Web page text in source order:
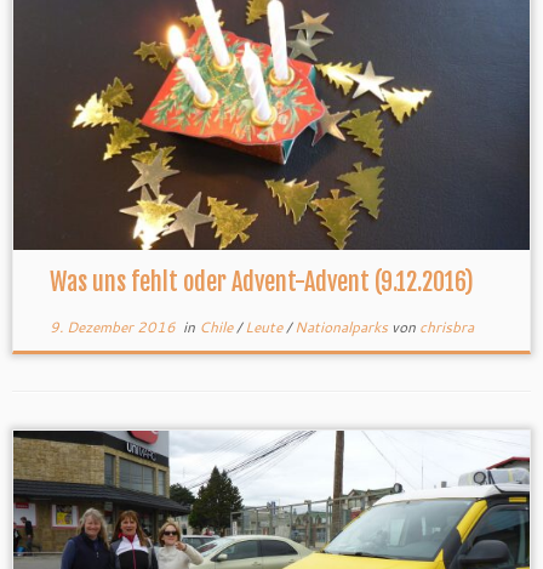
Was uns fehlt oder Advent-Advent (9.12.2016)
9. Dezember 2016in Chile/Leute/Nationalparks von chrisbra